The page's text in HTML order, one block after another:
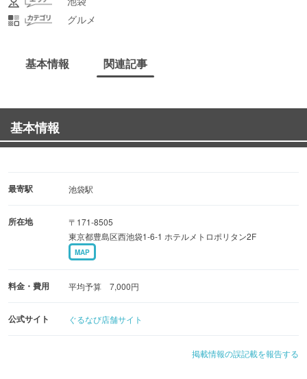
グルメ
基本情報 関連記事
基本情報
最寄駅 池袋駅
所在地
〒171-8505
東京都豊島区西池袋1-6-1 ホテルメトロポリタン2F
MAP
料金・費用 平均予算 7,000円
公式サイト ぐるなび店舗サイト
掲載情報の誤記載を報告する